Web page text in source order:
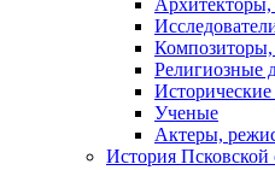
Религиозные
Ученые
Актеры,
История Псковской